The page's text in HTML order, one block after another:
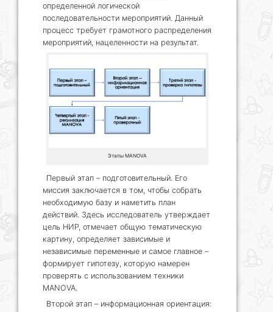
определенной логической
последовательности мероприятий. Данный
процесс требует грамотного распределения
мероприятий, нацеленности на результат.
Этапы MANOVA
Первый этап – подготовительный. Его
миссия заключается в том, чтобы собрать
необходимую базу и наметить план
действий. Здесь исследователь утверждает
цель НИР, отмечает общую тематическую
картину, определяет зависимые и
независимые переменные и самое главное –
формирует гипотезу, которую намерен
проверять с использованием техники
MANOVA.
Второй этап – информационная ориентация: